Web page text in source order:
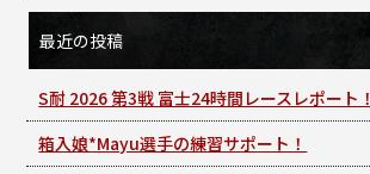
最近の投稿
S耐 2026 第3戦 富士24時間レースレポート！
箱入娘*Mayu選手の練習サポート！